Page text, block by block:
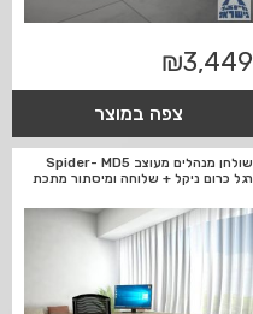
₪3,449
צפה במוצר
שולחן מנהלים מעוצב Spider- MD5
רגל כרום ניקל + שלוחה ומיסתור מתכת